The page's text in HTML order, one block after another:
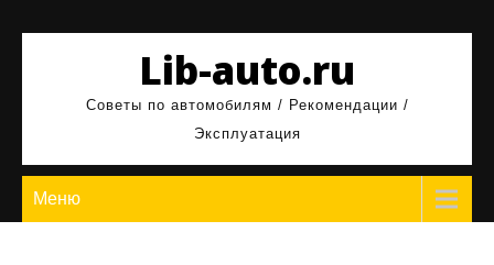
Lib-auto.ru
Советы по автомобилям / Рекомендации /
Эксплуатация
Меню